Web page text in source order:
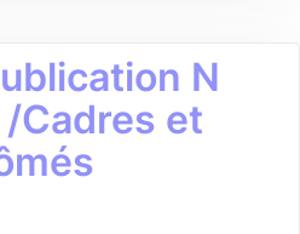
N
Cadres et